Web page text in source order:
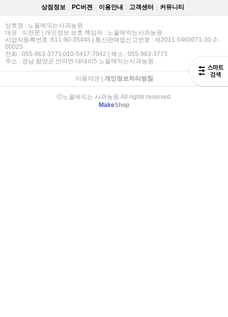
상점정보 PC버젼 이용안내 고객센터 커뮤니티
상호명 : 노을에익는사과농원
대표 : 이천문 | 개인정보 보호 책임자 : 노을에익는사과농원
사업자등록번호 :611-90-35445 | 통신판매업신고번호 : 제2011-5460071-30-2-
00025
전화 : 055-963-3773,010-5417-7942 | 팩스 : 055-963-3773
주소 : 경남 함양군 안의면 대대리5 노을에익는사과농원
이용약관| 개인정보처리방침
ⓒ노을에익는 사과농원 All rights reserved.
MakeShop